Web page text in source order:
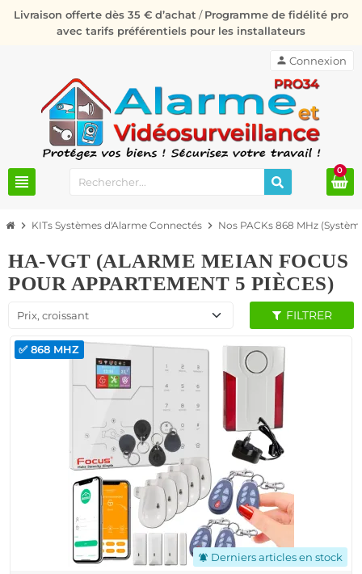
Livraison offerte dès 35 € d’achat /Programme de fidélité pro
avec tarifs préférentiels pour les installateurs
view_headline
person Connexion
0
chevron_right KITs Systèmes d'Alarme Connectés chevron_right Nos PACKs 868 MHz
HA-VGT (ALARME MEIAN FOCUS
POUR APPARTEMENT 5 PIÈCES)
Prix, croissant FILTRER
notifications_active Derniers articles en stock
✅ 868 MHZ